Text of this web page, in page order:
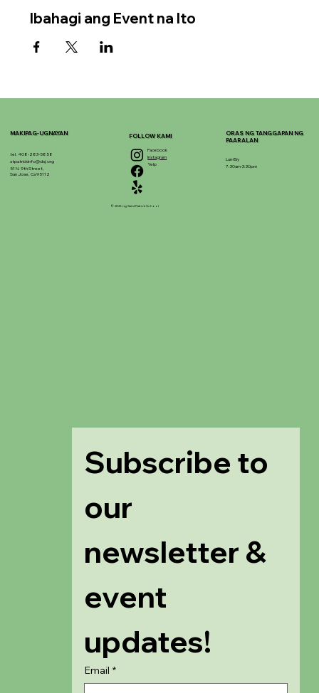
Ibahagi ang Event na Ito
MAKIPAG-UGNAYAN
tel. 408-283-5858
stpatrickinfo@dsj.org
51 N. 9th Street,
San Jose, Ca 95112
Subscribe to
our
newsletter &
event
updates!
Email *
Facebook
Instagram
Yelp
FOLLOW KAMI
© 2025 ng Saint Patrick School
ORAS NG TANGGAPAN NG
PAARALAN
Lun-Biy
7:30am-3:30pm